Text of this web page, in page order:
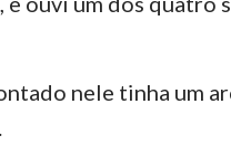
2
nele tinha um